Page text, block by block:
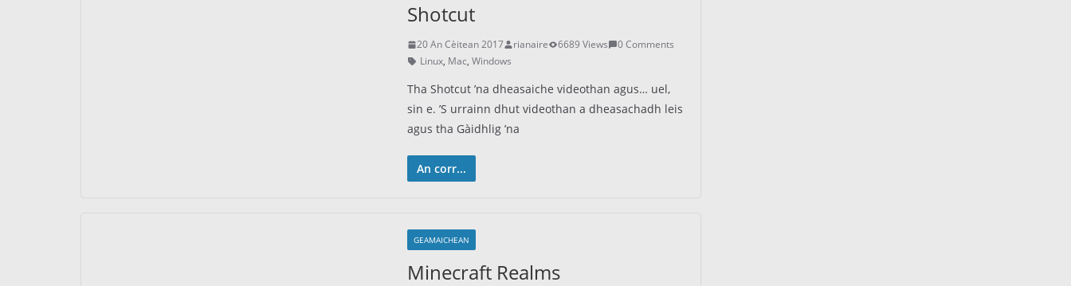
Shotcut
20 An Cèitean 2017 rianaire 6689 Views
0 Comments
Linux, Mac, Windows
Tha Shotcut ’na dheasaiche videothan agus… uel,
sin e. ’S urrainn dhut videothan a dheasachadh leis
agus tha Gàidhlig ’na
An corr...
GEAMAICHEAN
Minecraft Realms